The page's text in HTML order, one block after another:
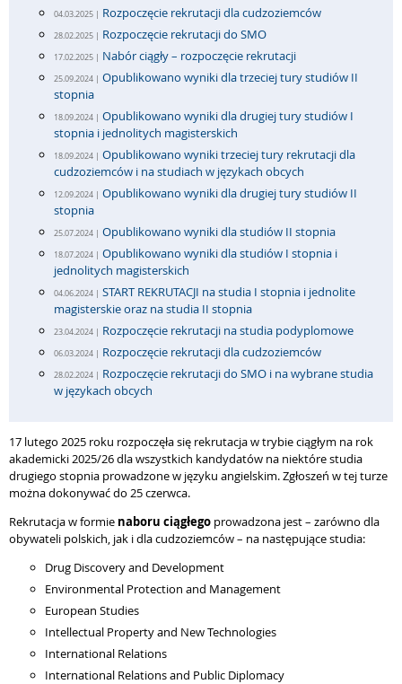
04.03.2025 | Rozpoczęcie rekrutacji dla cudzoziemców
28.02.2025 | Rozpoczęcie rekrutacji do SMO
17.02.2025 | Nabór ciągły – rozpoczęcie rekrutacji
25.09.2024 | Opublikowano wyniki dla trzeciej tury studiów II
stopnia
18.09.2024 | Opublikowano wyniki dla drugiej tury studiów I
stopnia i jednolitych magisterskich
18.09.2024 | Opublikowano wyniki trzeciej tury rekrutacji dla
cudzoziemców i na studiach w językach obcych
12.09.2024 | Opublikowano wyniki dla drugiej tury studiów II
stopnia
25.07.2024 | Opublikowano wyniki dla studiów II stopnia
18.07.2024 | Opublikowano wyniki dla studiów I stopnia i
jednolitych magisterskich
04.06.2024 | START REKRUTACJI na studia I stopnia i jednolite
magisterskie oraz na studia II stopnia
23.04.2024 | Rozpoczęcie rekrutacji na studia podyplomowe
06.03.2024 | Rozpoczęcie rekrutacji dla cudzoziemców
28.02.2024 | Rozpoczęcie rekrutacji do SMO i na wybrane studia
w językach obcych
17 lutego 2025 roku rozpoczęła się rekrutacja w trybie ciągłym na rok
akademicki 2025/26 dla wszystkich kandydatów na niektóre studia
drugiego stopnia prowadzone w języku angielskim. Zgłoszeń w tej turze
można dokonywać do 25 czerwca.
Rekrutacja w formie naboru ciągłego prowadzona jest – zarówno dla
obywateli polskich, jak i dla cudzoziemców – na następujące studia:
Drug Discovery and Development
Environmental Protection and Management
European Studies
Intellectual Property and New Technologies
International Relations
International Relations and Public Diplomacy